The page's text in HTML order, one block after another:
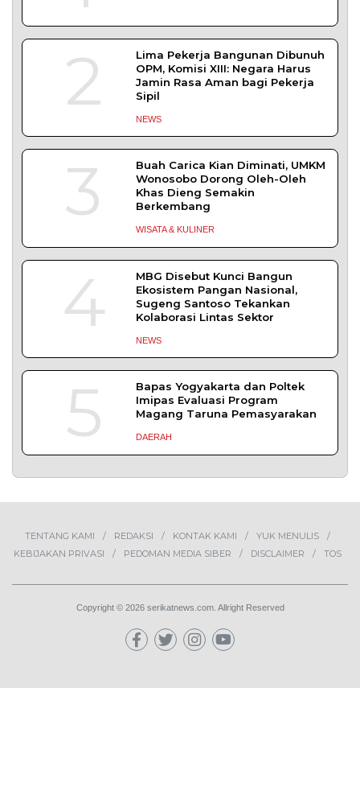
2
Lima Pekerja Bangunan Dibunuh
OPM, Komisi XIII: Negara Harus
Jamin Rasa Aman bagi Pekerja
Sipil
NEWS
3
Buah Carica Kian Diminati, UMKM
Wonosobo Dorong Oleh-Oleh
Khas Dieng Semakin
Berkembang
WISATA & KULINER
4
MBG Disebut Kunci Bangun
Ekosistem Pangan Nasional,
Sugeng Santoso Tekankan
Kolaborasi Lintas Sektor
NEWS
5
Bapas Yogyakarta dan Poltek
Imipas Evaluasi Program
Magang Taruna Pemasyarakan
DAERAH
TENTANG KAMI REDAKSI KONTAK KAMI
YUK MENULIS
KEBIJAKAN PRIVASI
PEDOMAN MEDIA SIBER DISCLAIMER TOS
Copyright © 2026 serikatnews.com. Allright Reserved